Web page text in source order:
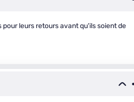
leurs retours avant qu'ils soient de